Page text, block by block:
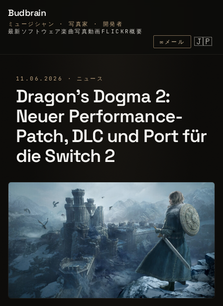
Budbrain
ミュージシャン · 写真家 · 開発者
最新 ソフトウェア楽曲写真動画 FLICKR概要
✉ メール 🇯🇵
11.06.2026 · ニュース
Dragon’s Dogma 2:
Neuer Performance-
Patch, DLC und Port für
die Switch 2